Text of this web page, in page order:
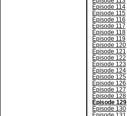
Épisode 114
Épisode 115
Épisode 116
Épisode 117
Épisode 118
Épisode 119
Épisode 120
Épisode 121
Épisode 122
Épisode 123
Épisode 124
Épisode 125
Épisode 126
Épisode 127
Épisode 128
Épisode 129
Épisode 130